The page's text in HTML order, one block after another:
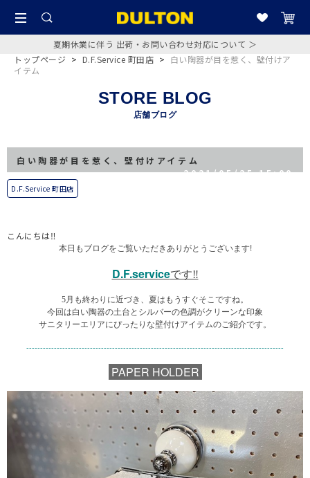
夏期休業に伴う 出荷・お問い合わせ対応について ＞
トップページ > D.F.Service 町田店 > 白い陶器が目を惹く、壁付けア
イテム
STORE BLOG
店舗ブログ
白い陶器が目を惹く、壁付けアイテム
2021/05/25 15:00
D.F.Service 町田店
こんにちは‼︎
本日もブログをご覧いただきありがとうございます!
D.F.serviceです‼︎
5月も終わりに近づき、夏はもうすぐそこですね。
今回は白い陶器の土台とシルバーの色調がクリーンな印象
サニタリーエリアにぴったりな壁付けアイテムのご紹介です。
---------------------------------------------------------------------------------------------
PAPER HOLDER